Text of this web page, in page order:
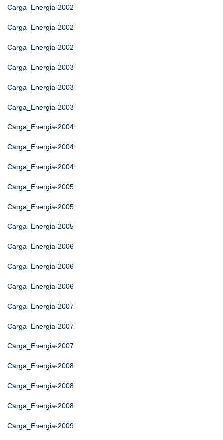
Carga_Energia-2002
Carga_Energia-2002
Carga_Energia-2002
Carga_Energia-2003
Carga_Energia-2003
Carga_Energia-2003
Carga_Energia-2004
Carga_Energia-2004
Carga_Energia-2004
Carga_Energia-2005
Carga_Energia-2005
Carga_Energia-2005
Carga_Energia-2006
Carga_Energia-2006
Carga_Energia-2006
Carga_Energia-2007
Carga_Energia-2007
Carga_Energia-2007
Carga_Energia-2008
Carga_Energia-2008
Carga_Energia-2008
Carga_Energia-2009